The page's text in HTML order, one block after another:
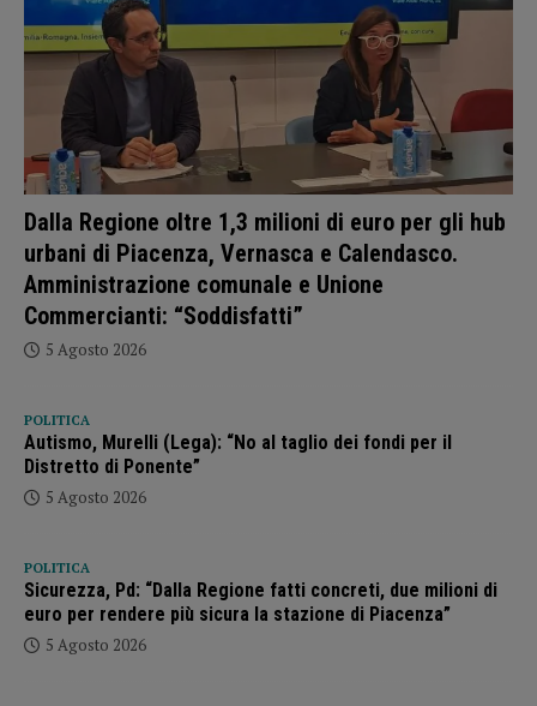
Dalla Regione oltre 1,3 milioni di euro per gli hub
urbani di Piacenza, Vernasca e Calendasco.
Amministrazione comunale e Unione
Commercianti: “Soddisfatti”
5 Agosto 2026
POLITICA
Autismo, Murelli (Lega): “No al taglio dei fondi per il
Distretto di Ponente”
5 Agosto 2026
POLITICA
Sicurezza, Pd: “Dalla Regione fatti concreti, due milioni di
euro per rendere più sicura la stazione di Piacenza”
5 Agosto 2026